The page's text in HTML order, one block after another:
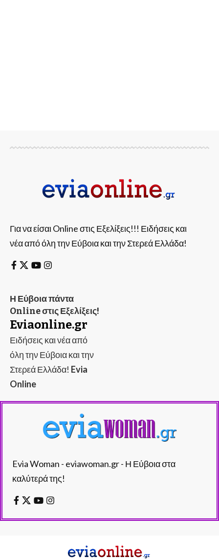
Για να είσαι Online στις Εξελίξεις!!! Ειδήσεις και
νέα από όλη την Εύβοια και την Στερεά Ελλάδα!
Η Εύβοια πάντα
Online στις Εξελίξεις!
Eviaonline.gr
Ειδήσεις και νέα από
όλη την Εύβοια και την
Στερεά Ελλάδα! Evia
Online
Evia Woman - eviawoman.gr - Η Εύβοια στα
καλύτερά της!